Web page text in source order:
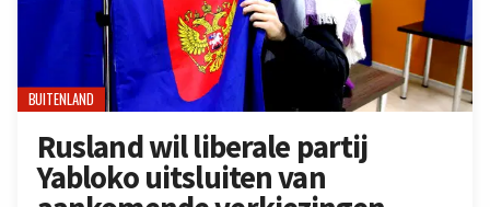
BUITENLAND
Rusland wil liberale partij
Yabloko uitsluiten van